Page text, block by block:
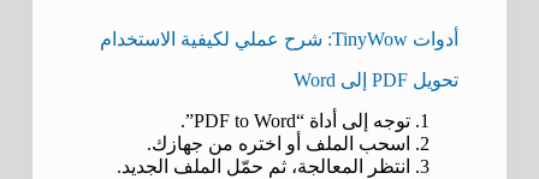
أدوات TinyWow: شرح عملي لكيفية الاستخدام
تحويل PDF إلى Word
توجه إلى أداة “PDF to Word”.
اسحب الملف أو اختره من جهازك.
انتظر المعالجة، ثم حمّل الملف الجديد.